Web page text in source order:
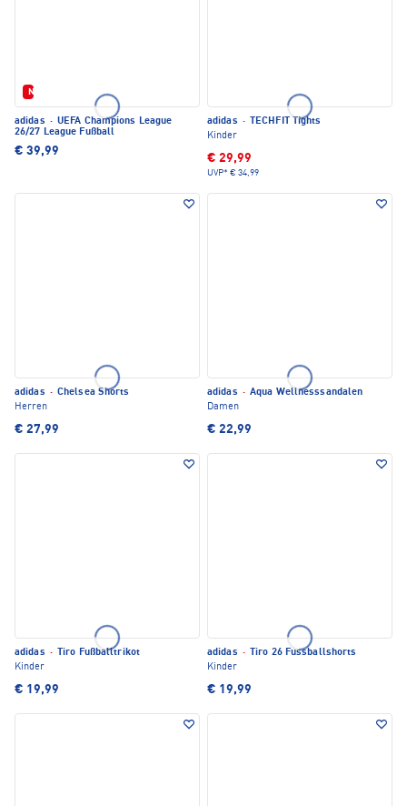
Neu
adidas · UEFA Champions League
26/27 League Fußball
€ 39,99
adidas ·
TECHFIT Tights
Kinder
€ 29,99
UVP* € 34,99
adidas · Chelsea Shorts
Herren
€ 27,99
adidas · Aqua Wellnesssandalen
Damen
€ 22,99
adidas ·
Tiro Fußballtrikot
Kinder
€ 19,99
adidas ·
Tiro 26 Fussballshorts
Kinder
€ 19,99